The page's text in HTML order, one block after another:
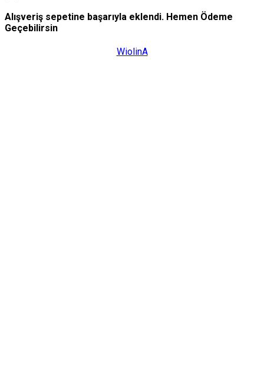
Alışveriş sepetine başarıyla eklendi. Hemen Ödeme
Geçebilirsin
WiolinA